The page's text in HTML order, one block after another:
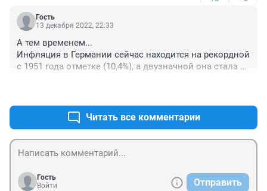
Гость
13 декабря 2022, 22:33
А тем временем...
Инфляция в Германии сейчас находится на рекордной
с 1951 года отметке (10,4%), а двузначной она стала
Читать все комментарии
Гость
Войти
Отправить